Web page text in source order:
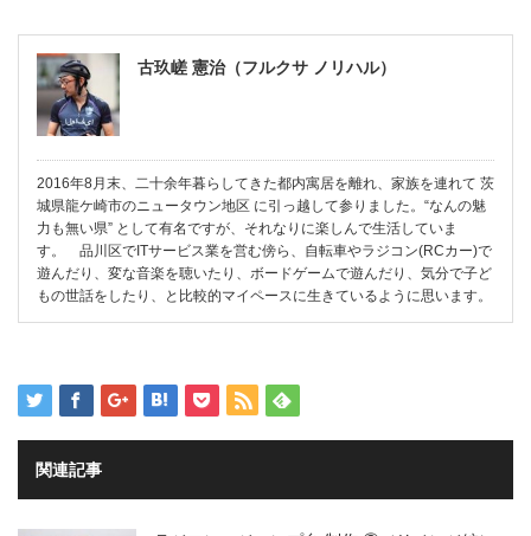
古玖嵯 憲治（フルクサ ノリハル）
2016年8月末、二十余年暮らしてきた都内寓居を離れ、家族を連れて 茨
城県龍ケ崎市のニュータウン地区 に引っ越して参りました。“なんの魅
力も無い県” として有名ですが、それなりに楽しんで生活していま
す。 品川区でITサービス業を営む傍ら、自転車やラジコン(RCカー)で
遊んだり、変な音楽を聴いたり、ボードゲームで遊んだり、気分で子ど
もの世話をしたり、と比較的マイペースに生きているように思います。
関連記事